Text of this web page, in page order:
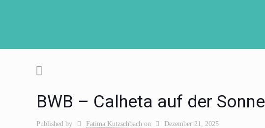
BWB – Calheta auf der
Published by Fatima Kutzschbach on Dezember 21, 2025